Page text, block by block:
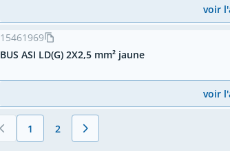
voir
15461969
BUS ASI LD(G) 2X2,5 mm² jaune
voir
Vous lisez actuellement la page
1 Page
2